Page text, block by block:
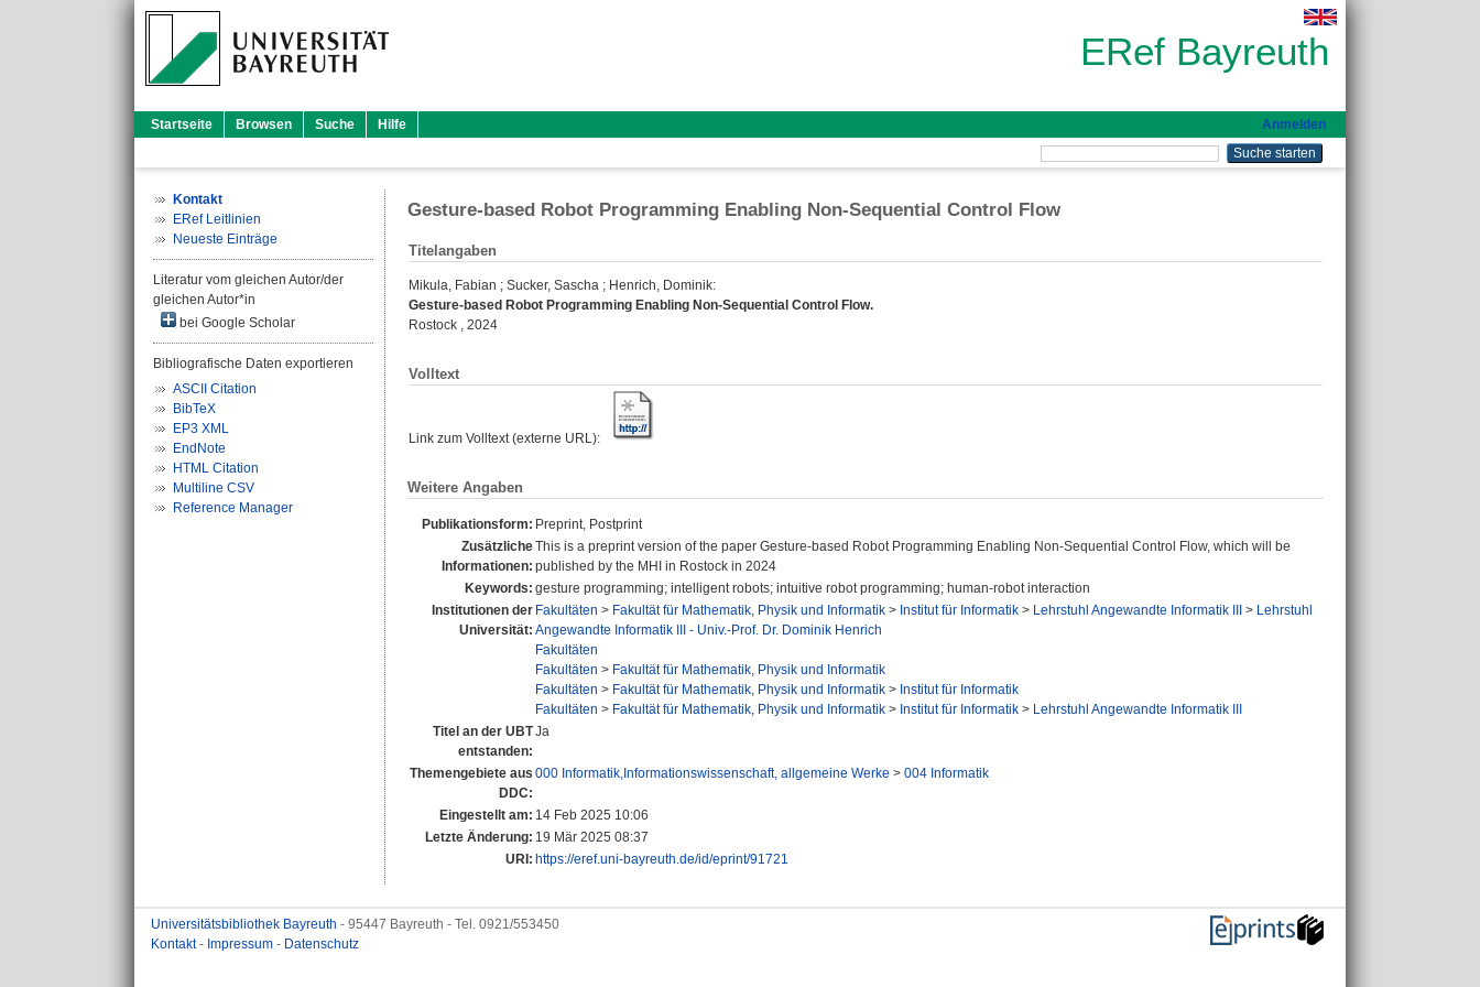
ERef Bayreuth
Startseite Browsen Suche Hilfe Anmelden
Kontakt
ERef Leitlinien
Neueste Einträge
Literatur vom gleichen Autor/der
gleichen Autor*in
bei Google Scholar
Bibliografische Daten exportieren
ASCII Citation
BibTeX
EP3 XML
EndNote
HTML Citation
Multiline CSV
Reference Manager
Gesture-based Robot Programming Enabling Non-Sequential Control Flow
Titelangaben
Mikula, Fabian ; Sucker, Sascha ; Henrich, Dominik:
Gesture-based Robot Programming Enabling Non-Sequential Control Flow.
Rostock , 2024
Volltext
Link zum Volltext (externe URL):
Weitere Angaben
Publikationsform: Preprint, Postprint
Zusätzliche
Informationen:
This is a preprint version of the paper Gesture-based Robot Programming Enabling Non-Sequential Control Flow, which will be
published by the MHI in Rostock in 2024
Keywords: gesture programming; intelligent robots; intuitive robot programming; human-robot interaction
Institutionen der
Universität:
Fakultäten > Fakultät für Mathematik, Physik und Informatik > Institut für Informatik > Lehrstuhl Angewandte Informatik III > Lehrstuhl
Angewandte Informatik III - Univ.-Prof. Dr. Dominik Henrich
Fakultäten
Fakultäten > Fakultät für Mathematik, Physik und Informatik
Fakultäten > Fakultät für Mathematik, Physik und Informatik > Institut für Informatik
Fakultäten > Fakultät für Mathematik, Physik und Informatik > Institut für Informatik > Lehrstuhl Angewandte Informatik III
Titel an der UBT
entstanden:
Ja
Themengebiete aus
DDC:
000 Informatik,Informationswissenschaft, allgemeine Werke > 004 Informatik
Eingestellt am: 14 Feb 2025 10:06
Letzte Änderung: 19 Mär 2025 08:37
URI: https://eref.uni-bayreuth.de/id/eprint/91721
Universitätsbibliothek Bayreuth - 95447 Bayreuth - Tel. 0921/553450
Kontakt- Impressum - Datenschutz